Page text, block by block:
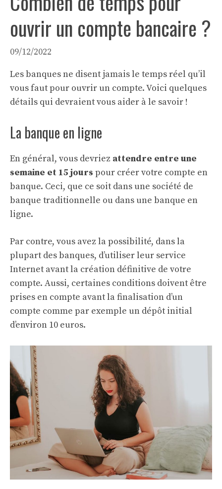
ouvrir un compte bancaire ?
09/12/2022
Les banques ne disent jamais le temps réel qu’il
vous faut pour ouvrir un compte. Voici quelques
détails qui devraient vous aider à le savoir !
La banque en ligne
En général, vous devriez attendre entre une
semaine et 15 jours pour créer votre compte en
banque. Ceci, que ce soit dans une société de
banque traditionnelle ou dans une banque en
ligne.
Par contre, vous avez la possibilité, dans la
plupart des banques, d’utiliser leur service
Internet avant la création définitive de votre
compte. Aussi, certaines conditions doivent être
prises en compte avant la finalisation d’un
compte comme par exemple un dépôt initial
d’environ 10 euros.